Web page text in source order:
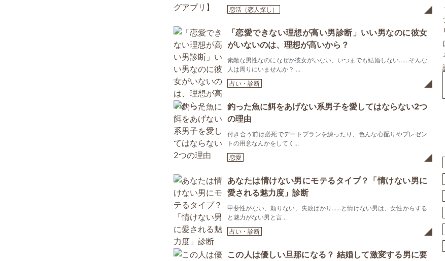
恋活（恋人探し）
「恋愛できない理想が高い男診断」いい男なのに彼女
がいないのは、理想が高いから？
素敵な男性なのになぜか彼女がいない、いつまでも結婚しない……そんな
人は周りにいませんか？ ...
占い・診断
釣った魚に餌をあげない系男子を愛してはならない2つ
の理由
付き合う前は必死でデートプランを練ったり、色んな心配りやプレゼン
トの用意なんかをしてく...
恋愛
あなたは情けない男にモテるタイプ？「情けない男に
愛される魅力度」診断
甲斐性がない、頼りない、失敗ばかり......と情けない男は、女性からする
と魅力がない男と言...
占い・診断
この人は優しい旦那になる？ 結婚して激変する男に要